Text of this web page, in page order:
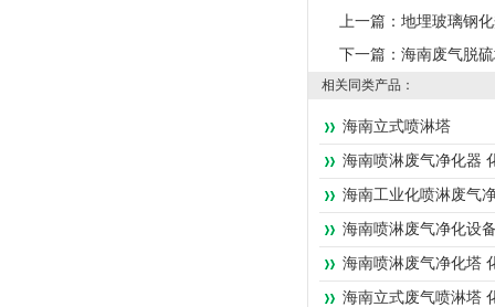
上一篇： 地埋玻璃钢
下一篇： 海南废气脱
相关同类产品：
海南立式喷淋塔
海南喷淋废气净化器
海南工业化喷淋废气
海南喷淋废气净化设
海南喷淋废气净化塔
海南立式废气喷淋塔